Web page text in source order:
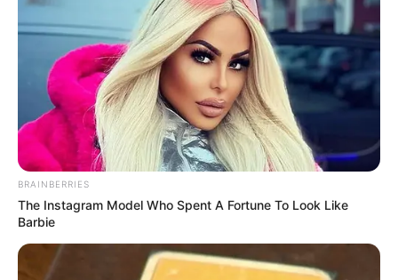
Publicado
em 17.maio.2022.
Grupos no WhatsApp | O investimento deR$ 3,7 bilhões por parte
do Governo Federal nos Agentes Comunitários de Saúde e Agentes
de Combate às Endemias já projeta mudança de vida das duas
categorias, que representam quase 400 mil agentes.
BRAINBERRIES
The Instagram Model Who Spent A Fortune To Look Like
Barbie